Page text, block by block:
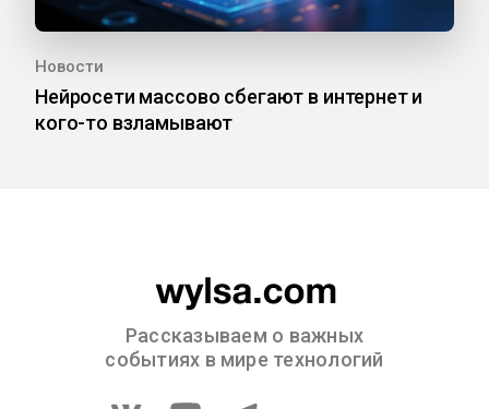
Новости
Нейросети массово сбегают в интернет и
кого-то взламывают
Рассказываем о важных
событиях в мире технологий